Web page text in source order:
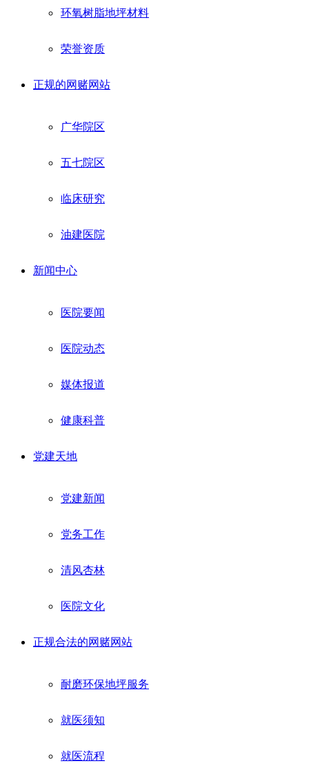
环氧树脂地坪材料
荣誉资质
正规的网赌网站
广华院区
五七院区
临床研究
油建医院
新闻中心
医院要闻
医院动态
媒体报道
健康科普
党建天地
党建新闻
党务工作
清风杏林
医院文化
正规合法的网赌网站
耐磨环保地坪服务
就医须知
就医流程